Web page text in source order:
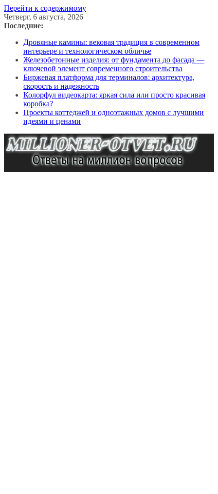
Перейти к содержимому
Четверг, 6 августа, 2026
Последние:
Дровяные камины: вековая традиция в современном
интерьере и технологическом обличье
Железобетонные изделия: от фундамента до фасада —
ключевой элемент современного строительства
Биржевая платформа для терминалов: архитектура,
скорость и надежность
Колорфул видеокарта: яркая сила или просто красивая
коробка?
Проекты коттеджей и одноэтажных домов с лучшими
идеями и ценами